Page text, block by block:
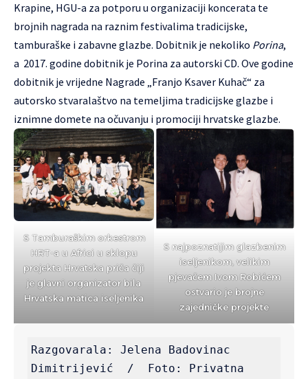
Krapine, HGU-a za potporu u organizaciji koncerata te
brojnih nagrada na raznim festivalima tradicijske,
tamburaške i zabavne glazbe. Dobitnik je nekoliko Porina,
a 2017. godine dobitnik je Porina za autorski CD. Ove godine
dobitnik je vrijedne Nagrade „Franjo Ksaver Kuhač“ za
autorsko stvaralaštvo na temeljima tradicijske glazbe i
iznimne domete na očuvanju i promociji hrvatske glazbe.
S Tamburaškim orkestrom
HRT-a u Africi u sklopu
projekta Hrvatska priča čiji
je glavni organizator bila
Hrvatska matica iseljenika
S najpoznatijim glazbenim
iseljenikom, velikim
pjevačem Ivom Robićem
ostvario je brojne
zajedničke projekte
Razgovarala: Jelena Badovinac
Dimitrijević  /  Foto: Privatna